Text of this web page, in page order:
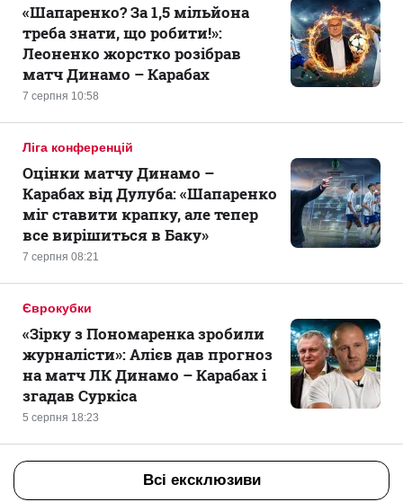
7 серпня 10:58
«Шапаренко? За 1,5 мільйона
треба знати, що робити!»:
Леоненко жорстко розібрав
матч Динамо – Карабах
Ліга конференцій
7 серпня 08:21
Оцінки матчу Динамо –
Карабах від Дулуба: «Шапаренко
міг ставити крапку, але тепер
все вирішиться в Баку»
Єврокубки
5 серпня 18:23
«Зірку з Пономаренка зробили
журналісти»: Алієв дав прогноз
на матч ЛК Динамо – Карабах і
згадав Суркіса
Всі ексклюзиви